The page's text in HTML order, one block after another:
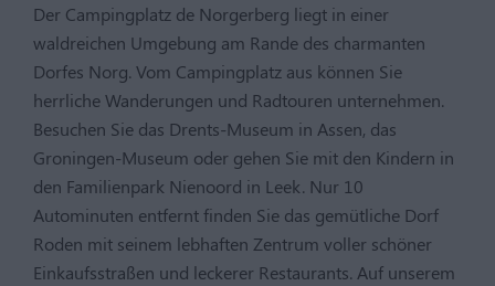
Der Campingplatz de Norgerberg liegt in einer
waldreichen Umgebung am Rande des charmanten
Dorfes Norg. Vom Campingplatz aus können Sie
herrliche Wanderungen und Radtouren unternehmen.
Besuchen Sie das Drents-Museum in Assen, das
Groningen-Museum oder gehen Sie mit den Kindern in
den Familienpark Nienoord in Leek. Nur 10
Autominuten entfernt finden Sie das gemütliche Dorf
Roden mit seinem lebhaften Zentrum voller schöner
Einkaufsstraßen und leckerer Restaurants. Auf unserem